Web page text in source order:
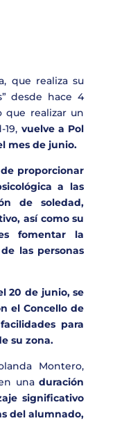
que realiza su
desde hace 4
que realizar un
vuelve a Pol
mes de junio.
proporcionar
a las
de soledad,
así como su
fomentar la
las personas
20 de junio, se
el Concello de
para
su zona.
Montero,
unaduración
significativo
del alumnado,